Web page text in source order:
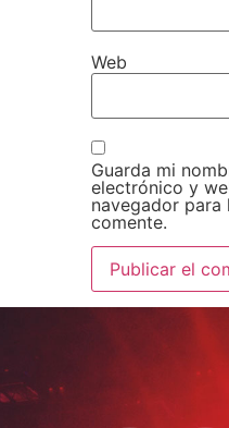
Web
Guarda mi
electrónico y
navegador
comente.